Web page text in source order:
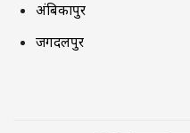
अंबिकापुर
जगदलपुर